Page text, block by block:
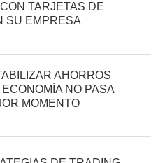
TARJETAS DE
SU EMPRESA
AHORROS
NO PASA
MOMENTO